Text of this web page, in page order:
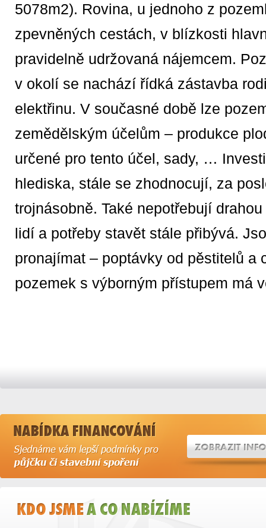
5078m2). Rovina, u jednoho z
zpevněných cestách, v blízkosti
pravidelně udržovaná nájemcem.
v okolí se nachází řídká zástavba
elektřinu. V současné době lze
zemědělským účelům – produkce
určené pro tento účel, sady, …
hlediska, stále se zhodnocují, za
trojnásobně. Také nepotřebují
lidí a potřeby stavět stále přibývá.
pronajímat – poptávky od pěstitelů a
pozemek s výborným přístupem má